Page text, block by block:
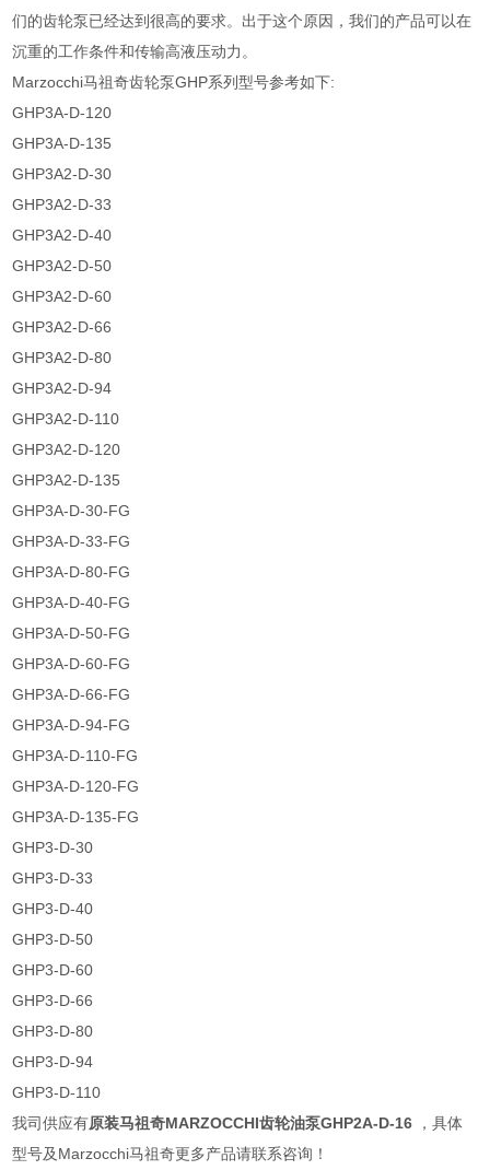
们的齿轮泵已经达到很高的要求。出于这个原因，我们的产品可以在
沉重的工作条件和传输高液压动力。
Marzocchi马祖奇齿轮泵GHP系列型号参考如下:
GHP3A-D-120
GHP3A-D-135
GHP3A2-D-30
GHP3A2-D-33
GHP3A2-D-40
GHP3A2-D-50
GHP3A2-D-60
GHP3A2-D-66
GHP3A2-D-80
GHP3A2-D-94
GHP3A2-D-110
GHP3A2-D-120
GHP3A2-D-135
GHP3A-D-30-FG
GHP3A-D-33-FG
GHP3A-D-80-FG
GHP3A-D-40-FG
GHP3A-D-50-FG
GHP3A-D-60-FG
GHP3A-D-66-FG
GHP3A-D-94-FG
GHP3A-D-110-FG
GHP3A-D-120-FG
GHP3A-D-135-FG
GHP3-D-30
GHP3-D-33
GHP3-D-40
GHP3-D-50
GHP3-D-60
GHP3-D-66
GHP3-D-80
GHP3-D-94
GHP3-D-110
我司供应有原装马祖奇MARZOCCHI齿轮油泵GHP2A-D-16 ，具体
型号及Marzocchi马祖奇更多产品请联系咨询！